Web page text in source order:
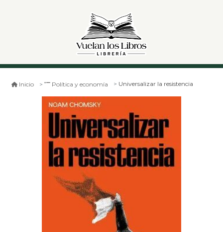
Inicio Política y economía Universalizar la resistencia